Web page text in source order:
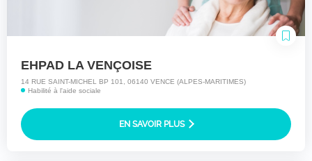
EHPAD LA VENÇOISE
14 RUE SAINT-MICHEL BP 101, 06140 VENCE (ALPES-MARITIMES)
Habilité à l'aide sociale
EN SAVOIR PLUS